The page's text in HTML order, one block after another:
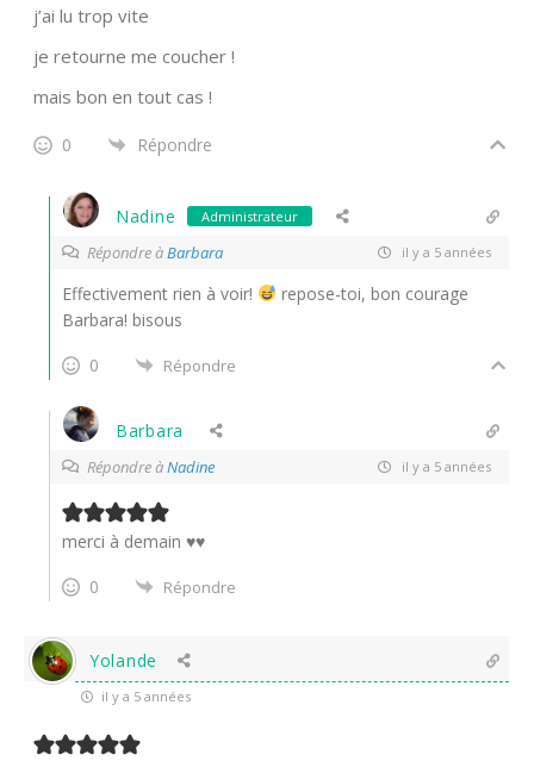
j’ai lu trop vite
je retourne me coucher !
mais bon en tout cas !
0 Répondre
Nadine Administrateur
Répondre àBarbara il y a 5 années
Effectivement rien à voir!
repose-toi, bon courage
Barbara! bisous
0
Répondre
Barbara
Répondre àNadine il y a 5 années
merci à demain ♥♥
0
Répondre
Yolande
il y a 5 années